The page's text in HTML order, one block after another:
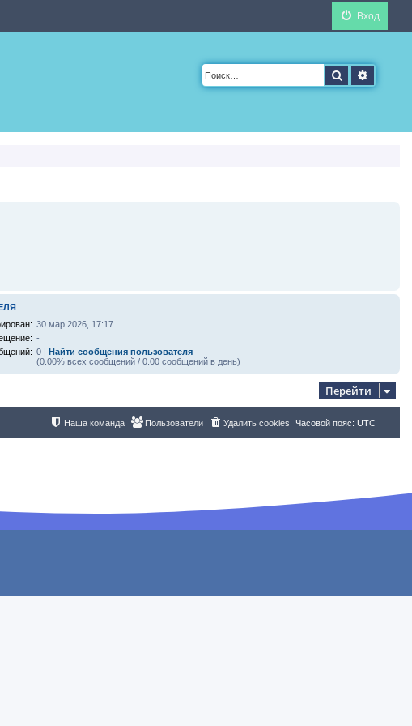
Вход
Поиск
30 мар 2026, 17:17
-
0 |Найти сообщения пользователя
(0.00% всех сообщений / 0.00 сообщений в день)
Перейти
Часовой пояс: UTC
Удалить cookies
Пользователи
Наша команда